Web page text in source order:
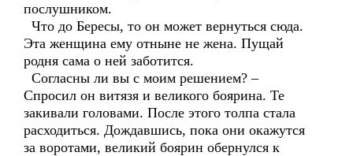
послушником.
Что до Бересы, то он может вернуться сюда.
Эта женщина ему отныне не жена. Пущай
родня сама о ней заботится.
Согласны ли вы с моим решением? –
Спросил он витязя и великого боярина. Те
закивали головами. После этого толпа стала
расходиться. Дождавшись, пока они окажутся
за воротами, великий боярин обернулся к